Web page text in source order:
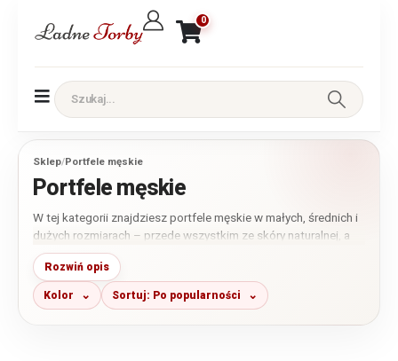
0
Sklep/Portfele męskie
Portfele męskie
W tej kategorii znajdziesz portfele męskie w małych, średnich i
dużych rozmiarach – przede wszystkim ze skóry naturalnej, a
także wybrane modele z wysokiej jakości skóry ekologicznej.
Możesz porównać modele pionowe i poziome, klasyczne bez
zapięcia, zapinane na zatrzask lub zamek błyskawiczny.
Większość portfeli ma ochronę RFID; aktualną informację
zawsze znajdziesz w parametrach konkretnego produktu.
Rozwiń opis
Kolor Sortuj: Po popularności